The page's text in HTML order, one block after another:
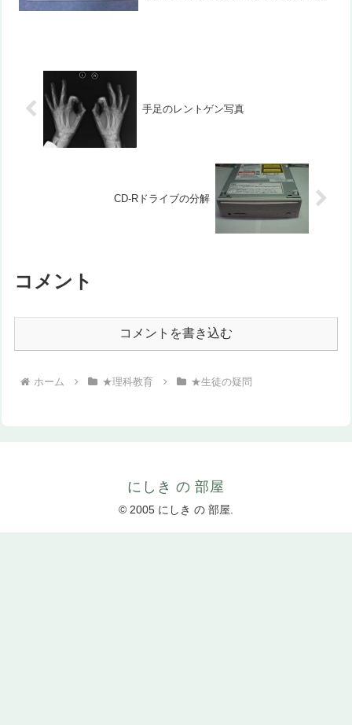
手足のレントゲン写真
CD-Rドライブの分解
コメント
コメントを書き込む
ホーム ★理科教育 ★生徒の疑問
にしき の 部屋
© 2005 にしき の 部屋.